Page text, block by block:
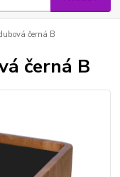
černá B
černá B